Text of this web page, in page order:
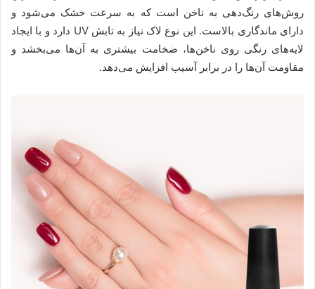
روش‌های رنگ‌دهی به ناخن است که به سرعت خشک می‌شود و
دارای ماندگاری بالاست. این نوع لاک نیاز به تابش UV دارد و با ایجاد
لایه‌های رنگی روی ناخن‌ها، ضخامت بیشتری به آن‌ها می‌بخشد و
مقاومت آن‌ها را در برابر آسیب افزایش می‌دهد.